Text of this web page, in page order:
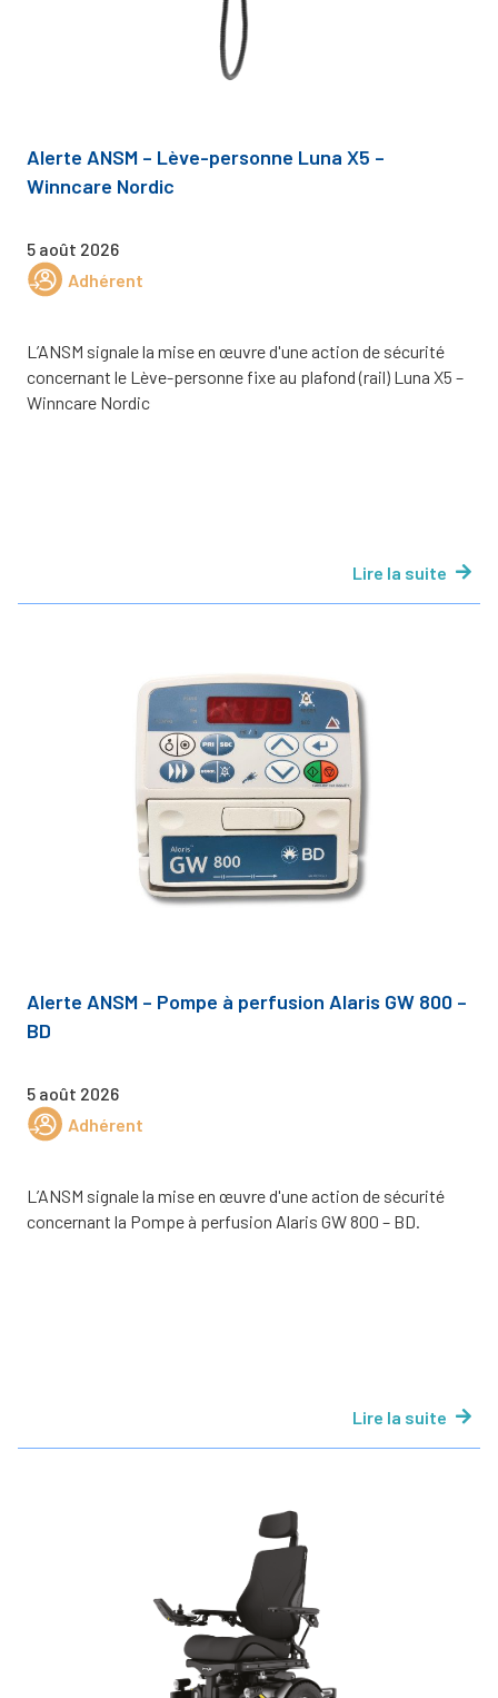
Alerte ANSM – Lève-personne Luna X5 –
Winncare Nordic
5 août 2026
Adhérent
L’ANSM signale la mise en œuvre d'une action de sécurité
concernant le Lève-personne fixe au plafond (rail) Luna X5 –
Winncare Nordic
Lire la suite
Alerte ANSM – Pompe à perfusion Alaris GW 800 –
BD
5 août 2026
Adhérent
L’ANSM signale la mise en œuvre d'une action de sécurité
concernant la Pompe à perfusion Alaris GW 800 – BD.
Lire la suite